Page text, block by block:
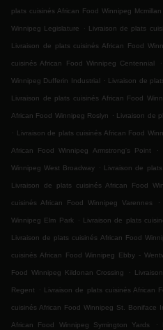
plats cuisinés African Food Winnipeg Mcmillan
Winnipeg Legislature . Livraison de plats
Livraison de plats cuisinés African Food
cuisinés African Food Winnipeg Centennial .
Winnipeg Dufferin Industrial . Livraison de
Livraison de plats cuisinés African Food
African Food Winnipeg Roslyn . Livraison de
. Livraison de plats cuisinés African Food
African Food Winnipeg Armstrong's Point .
Winnipeg West Broadway . Livraison de
Livraison de plats cuisinés African Food
cuisinés African Food Winnipeg Varennes .
Winnipeg Elm Park . Livraison de plats
Livraison de plats cuisinés African Food
cuisinés African Food Winnipeg Ebby -
Food Winnipeg Kildonan Crossing .
Regent . Livraison de plats cuisinés African
cuisinés African Food Winnipeg St. Boniface
African Food Winnipeg Symington Yards .